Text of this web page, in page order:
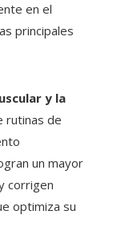
en el
principales
y la
rutinas de
un mayor
corrigen
optimiza su